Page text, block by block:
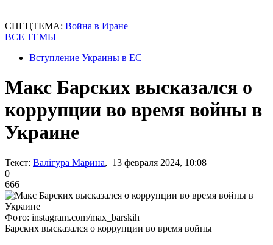
СПЕЦТЕМА: Война в Иране
ВСЕ ТЕМЫ
Вступление Украины в ЕС
Макс Барских высказался о
коррупции во время войны в
Украине
Текст: Валігура Марина, 13 февраля 2024, 10:08
0
666
Фото: instagram.com/max_barskih
Барских высказался о коррупции во время войны